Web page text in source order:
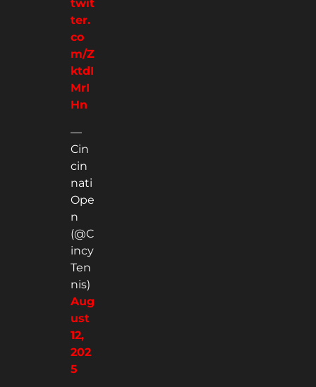
twit
ter.
co
m/Z
ktdI
MrI
Hn
—
Cin
cin
nati
Ope
n
(@C
incy
Ten
nis)
Aug
ust
12,
202
5